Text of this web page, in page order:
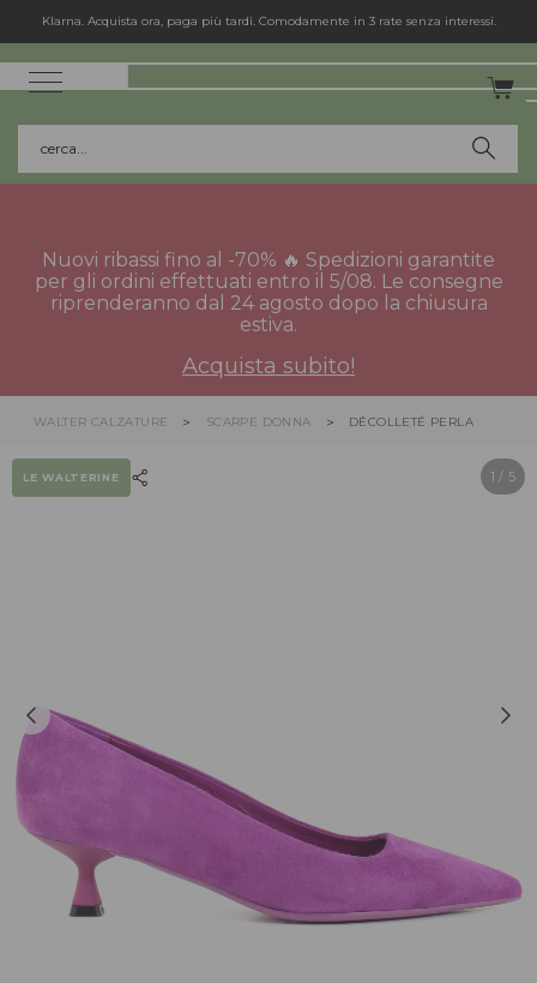
Klarna. Acquista ora, paga più tardi. Comodamente in 3 rate senza interessi.
cerca...
Nuovi ribassi fino al -70% 🔥 Spedizioni garantite
per gli ordini effettuati entro il 5/08. Le consegne
riprenderanno dal 24 agosto dopo la chiusura
estiva.
Acquista subito!
WALTER CALZATURE SCARPE DONNA DÉCOLLETÉ PERLA
1 / 5
LE WALTERINE